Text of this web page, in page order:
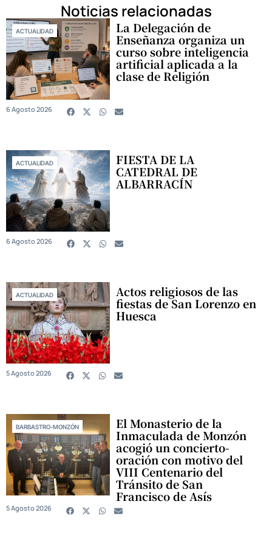
Noticias relacionadas
ACTUALIDAD La Delegación de
Enseñanza organiza un
curso sobre inteligencia
artificial aplicada a la
clase de Religión
6 Agosto 2026
ACTUALIDAD FIESTA DE LA
CATEDRAL DE
ALBARRACÍN
6 Agosto 2026
ACTUALIDAD Actos religiosos de las
fiestas de San Lorenzo en
Huesca
5 Agosto 2026
BARBASTRO-MONZÓN El Monasterio de la
Inmaculada de Monzón
acogió un concierto-
oración con motivo del
VIII Centenario del
Tránsito de San
Francisco de Asís
5 Agosto 2026